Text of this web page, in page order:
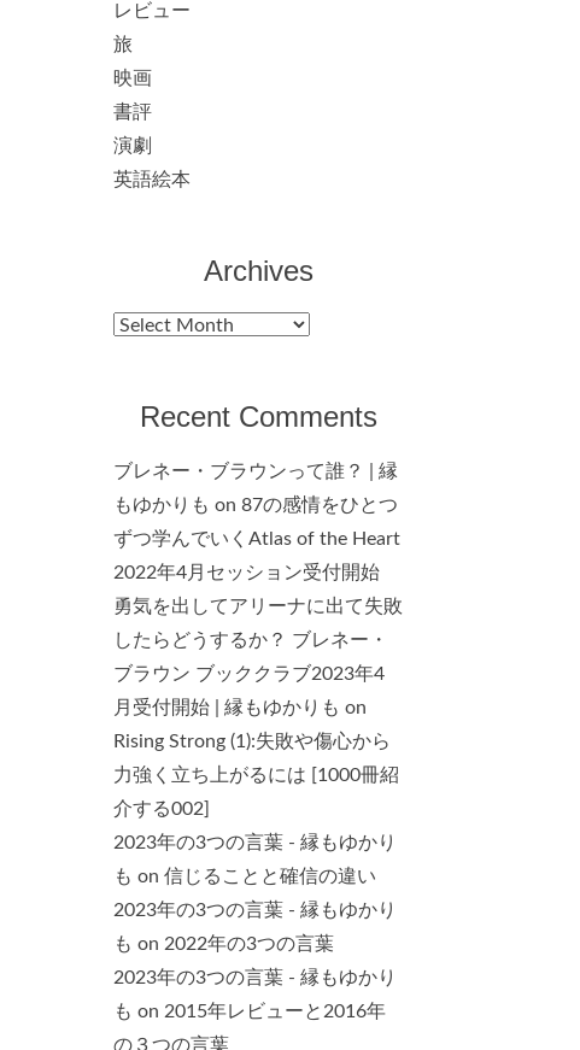
レビュー
旅
映画
書評
演劇
英語絵本
Archives
Archives
Recent Comments
ブレネー・ブラウンって誰？ | 縁
もゆかりも on 87の感情をひとつ
ずつ学んでいくAtlas of the Heart
2022年4月セッション受付開始
勇気を出してアリーナに出て失敗
したらどうするか？ ブレネー・
ブラウン ブッククラブ2023年4
月受付開始 | 縁もゆかりも on
Rising Strong (1):失敗や傷心から
力強く立ち上がるには [1000冊紹
介する002]
2023年の3つの言葉 - 縁もゆかり
も on 信じることと確信の違い
2023年の3つの言葉 - 縁もゆかり
も on 2022年の3つの言葉
2023年の3つの言葉 - 縁もゆかり
も on 2015年レビューと2016年
の３つの言葉